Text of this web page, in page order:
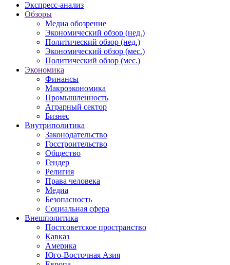
Экспресс-анализ
Обзоры
Медиа обозрение
Экономический обзор (нед.)
Политический обзор (нед.)
Экономический обзор (мес.)
Политический обзор (мес.)
Экономика
Финансы
Макроэкономика
Промышленность
Аграрный сектор
Бизнес
Внутриполитика
Законодательство
Госстроительство
Общество
Гендер
Религия
Права человека
Медиа
Безопасность
Социальная сфера
Внешполитика
Постсоветское пространство
Кавказ
Америка
Юго-Восточная Азия